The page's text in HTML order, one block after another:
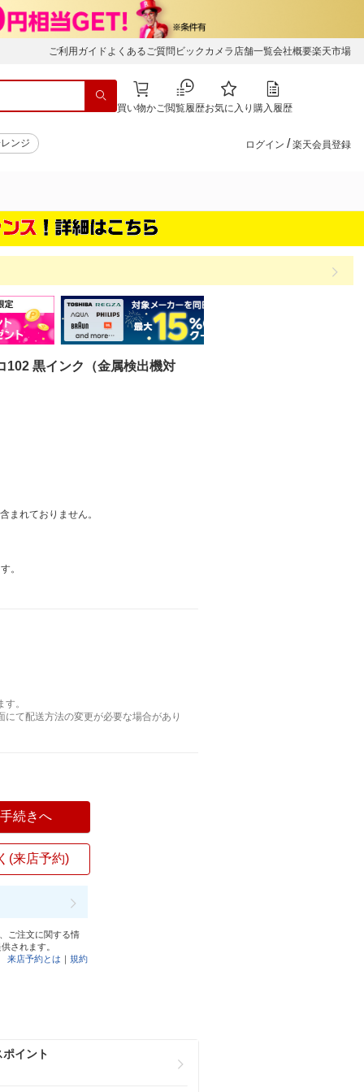
ご利用ガイド よくあるご質問 ビックカメラ店舗一覧会社概要楽天市場
買い物かご閲覧履歴お気に入り 購入履歴
ンジ ログイン / 楽天会員登録
102 黒インク（金属検出機対
まれておりません。
。
。
て配送方法の変更が必要な場合があり
続きへ
(来店予約)
ご注文に関する情
されます。
来店予約とは ｜規約
イント